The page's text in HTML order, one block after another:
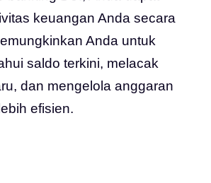
keuangan Anda secara
Anda untuk
saldo terkini, melacak
dan mengelola anggaran
efisien.